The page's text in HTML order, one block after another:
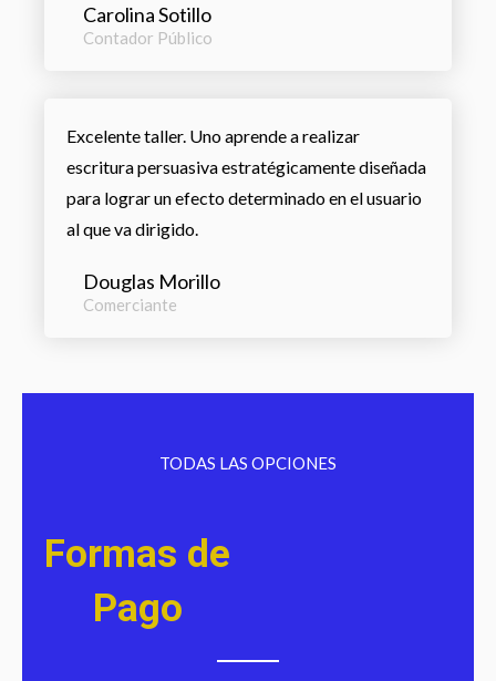
Carolina Sotillo
Contador Público
Excelente taller. Uno aprende a realizar
escritura persuasiva estratégicamente diseñada
para lograr un efecto determinado en el usuario
al que va dirigido.
Douglas Morillo
Comerciante
TODAS LAS OPCIONES
Formas de
Pago